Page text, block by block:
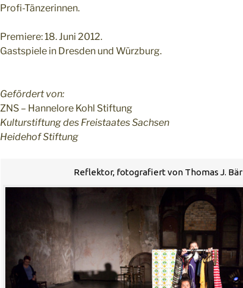
Profi-Tänzerinnen.
Premiere: 18. Juni 2012.
Gastspiele in Dresden und Würzburg.
Gefördert von:
ZNS – Hannelore Kohl Stiftung
Kulturstiftung des Freistaates Sachsen
Heidehof Stiftung
Reflektor, fotografiert von Thomas J. Bär